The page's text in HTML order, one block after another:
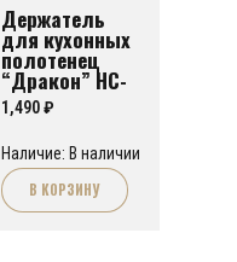
Держатель
для кухонных
полотенец
“Дракон” HC-
425
1,490₽
Наличие: В наличии
В КОРЗИНУ